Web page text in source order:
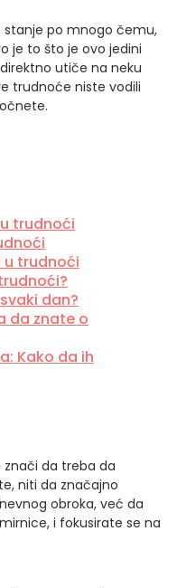
po mnogo čemu,
je to što je ovo jedini
utiče na neku
trudnoće niste vodili
trudnoći
u trudnoći
dan?
da znate o
Kako da ih
znači da treba da
niti da značajno
obroka, već da
i fokusirate se na